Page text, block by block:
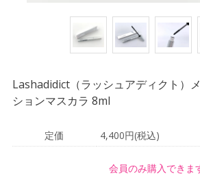
Lashadidict（ラッシュアディクト）
ションマスカラ 8ml
定価 4,400円(税込)
会員のみ購入できま